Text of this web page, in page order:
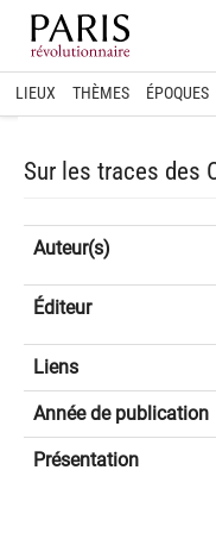
Home
LIEUX THÈMES ÉPOQUES
Sur les traces des
Auteur(s)
Éditeur
Liens
Année de publication
Présentation